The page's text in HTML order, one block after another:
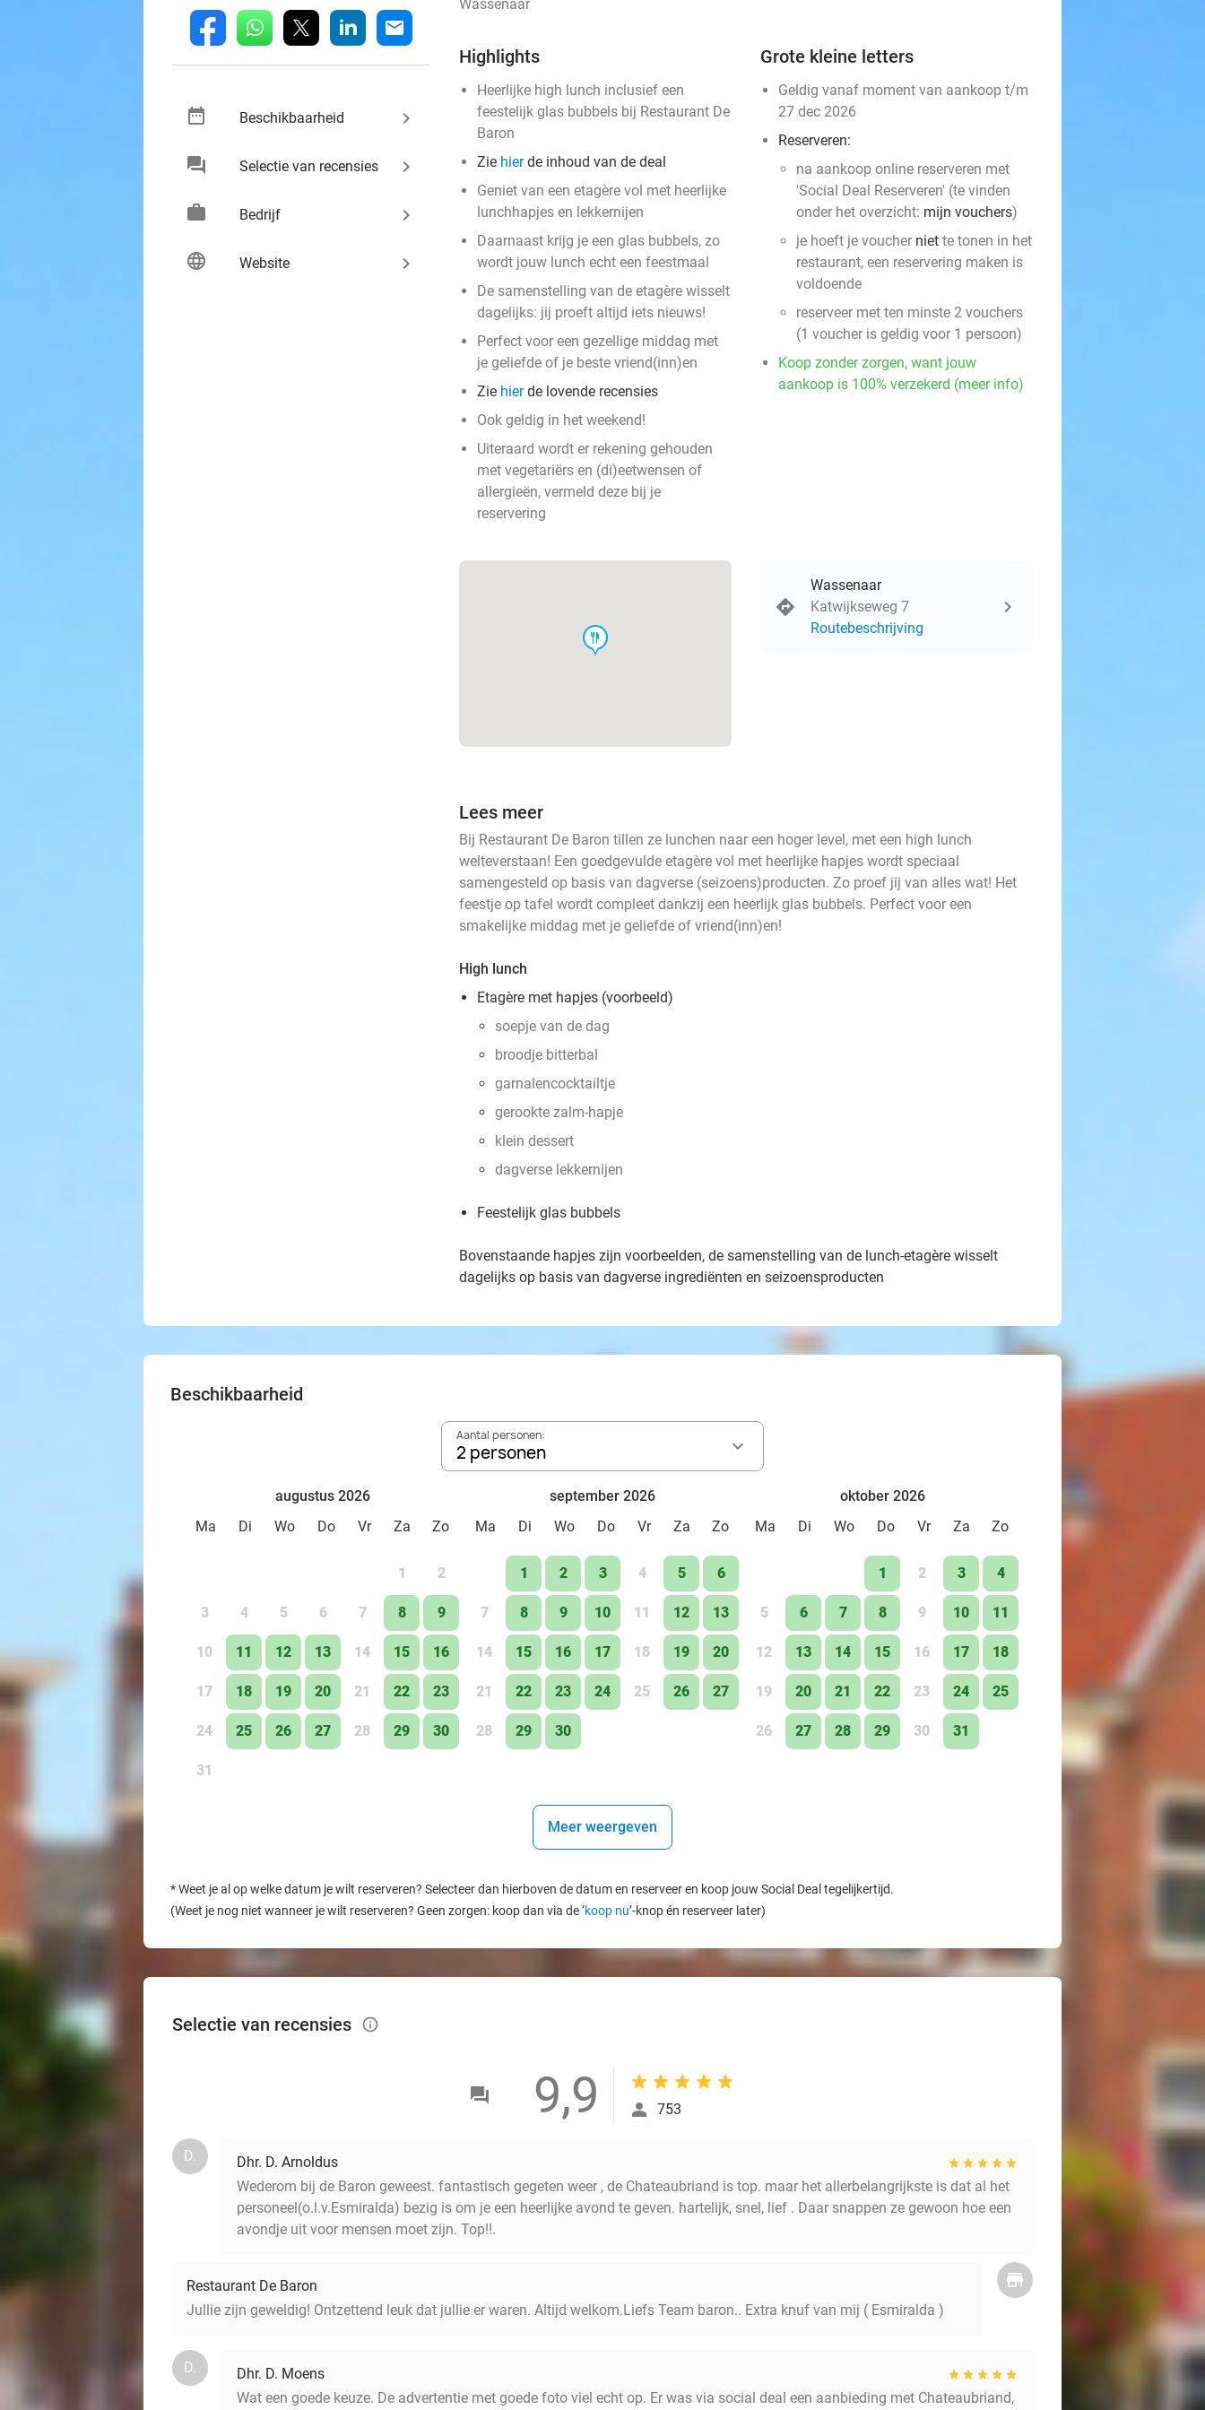
fb whatsapp linkedin mail
date_range Beschikbaarheid keyboard_arrow_right
chat Selectie van recensies keyboard_arrow_right
work Bedrijf keyboard_arrow_right
language Website keyboard_arrow_right
Wassenaar
Highlights
Heerlijke high lunch inclusief een
feestelijk glas bubbels bij Restaurant De
Baron
Zie hierde inhoud van de deal
Geniet van een etagère vol met heerlijke
lunchhapjes en lekkernijen
Daarnaast krijg je een glas bubbels, zo
wordt jouw lunch echt een feestmaal
De samenstelling van de etagère wisselt
dagelijks: jij proeft altijd iets nieuws!
Perfect voor een gezellige middag met
je geliefde of je beste vriend(inn)en
Zie hierde lovende recensies
Ook geldig in het weekend!
Uiteraard wordt er rekening gehouden
met vegetariërs en (di)eetwensen of
allergieën, vermeld deze bij je
reservering
Grote kleine letters
Geldig vanaf moment van aankoop t/m
27 dec 2026
Reserveren:
na aankoop online reserveren met
'Social Deal Reserveren' (te vinden
onder het overzicht: mijn vouchers)
je hoeft je voucher niet te tonen in het
restaurant, een reservering maken is
voldoende
reserveer met ten minste 2 vouchers
(1 voucher is geldig voor 1 persoon)
Koop zonder zorgen, want jouw
aankoop is 100% verzekerd (meer info)
food
Wassenaar
Katwijkseweg 7
Routebeschrijving
Lees meer
Bij Restaurant De Baron tillen ze lunchen naar een hoger level, met een high lunch
welteverstaan! Een goedgevulde etagère vol met heerlijke hapjes wordt speciaal
samengesteld op basis van dagverse (seizoens)producten. Zo proef jij van alles wat! Het
feestje op tafel wordt compleet dankzij een heerlijk glas bubbels. Perfect voor een
smakelijke middag met je geliefde of vriend(inn)en!
High lunch
Etagère met hapjes (voorbeeld)
soepje van de dag
broodje bitterbal
garnalencocktailtje
gerookte zalm-hapje
klein dessert
dagverse lekkernijen
Feestelijk glas bubbels
Bovenstaande hapjes zijn voorbeelden, de samenstelling van de lunch-etagère wisselt
dagelijks op basis van dagverse ingrediënten en seizoensproducten
Beschikbaarheid
Aantal personen:
2 personen
augustus 2026
Ma
Di Wo Do Vr Za Zo
1 2
3 4 5 6 7 8 9
10 11 12 13 14 15 16
17 18 19 20 21 22 23
24 25 26 27 28 29 30
31
september 2026
Ma
Di Wo Do Vr Za Zo
1 2 3 4 5 6
7 8 9 10 11 12 13
14 15 16 17 18 19 20
21 22 23 24 25 26 27
28 29 30
oktober 2026
Ma
Di Wo Do Vr Za Zo
1 2 3 4
5 6 7 8 9 10 11
12 13 14 15 16 17 18
19 20 21 22 23 24 25
26 27 28 29 30 31
Meer weergeven
*Weet je al op welke datum je wilt reserveren? Selecteer dan hierboven de datum en reserveer en koop jouw Social Deal tegelijkertijd.
(Weet je nog niet wanneer je wilt reserveren? Geen zorgen: koop dan via de ‘koop nu’-knop én reserveer later)
Selectie van recensies info_outlined
9,9 753
D.
Dhr. D. Arnoldus
Wederom bij de Baron geweest. fantastisch gegeten weer , de Chateaubriand is top. maar het allerbelangrijkste is dat al het
personeel(o.l.v.Esmiralda) bezig is om je een heerlijke avond te geven. hartelijk, snel, lief . Daar snappen ze gewoon hoe een
avondje uit voor mensen moet zijn. Top!!.
Restaurant De Baron
Jullie zijn geweldig! Ontzettend leuk dat jullie er waren. Altijd welkom.Liefs Team baron.. Extra knuf van mij ( Esmiralda )
D.
Dhr. D. Moens
Wat een goede keuze. De advertentie met goede foto viel echt op. Er was via social deal een aanbieding met Chateaubriand,